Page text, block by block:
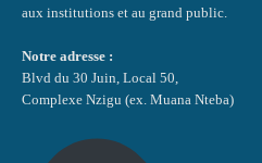
aux institutions et au grand public.
Notre adresse :
Blvd du 30 Juin, Local 50,
Complexe Nzigu (ex. Muana Nteba)